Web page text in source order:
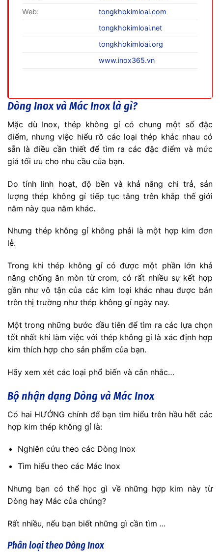
Web:
tongkhokimloai.com
tongkhokimloai.net
tongkhokimloai.org
www.inox365.vn
Dòng Inox và Mác Inox là gì?
Mặc dù Inox, thép không gỉ có chung một số đặc
điểm, nhưng việc hiểu rõ các loại thép khác nhau có
sẵn là điều cần thiết để tìm ra các đặc điểm và mức
giá tối ưu cho nhu cầu của bạn.
Do tính linh hoạt, độ bền và khả năng chi trả, sản
lượng thép không gỉ tiếp tục tăng trên khắp thế giới
năm này qua năm khác.
Nhưng thép không gỉ không phải là một hợp kim đơn
lẻ.
Trong khi thép không gỉ có được một phần lớn khả
năng chống ăn mòn từ crom, có rất nhiều sự kết hợp
gần như vô tận của các kim loại khác nhau được bán
trên thị trường như thép không gỉ ngày nay.
Một trong những bước đầu tiên để tìm ra các lựa chọn
tốt nhất khi làm việc với thép không gỉ là xác định hợp
kim thích hợp cho sản phẩm của bạn.
Hãy xem xét các loại phổ biến và cân nhắc…
Bộ nhận dạng Dòng và Mác Inox
Có hai HƯỚNG chính để bạn tìm hiểu trên hầu hết các
hợp kim thép không gỉ là:
Nghiên cứu theo các Dòng Inox
Tìm hiểu theo các Mác Inox
Nhưng bạn có thể học gì về những hợp kim này từ
Dòng hay Mác của chúng?
Rất nhiều, nếu bạn biết những gì cần tìm ...
Phân loại theo Dòng Inox